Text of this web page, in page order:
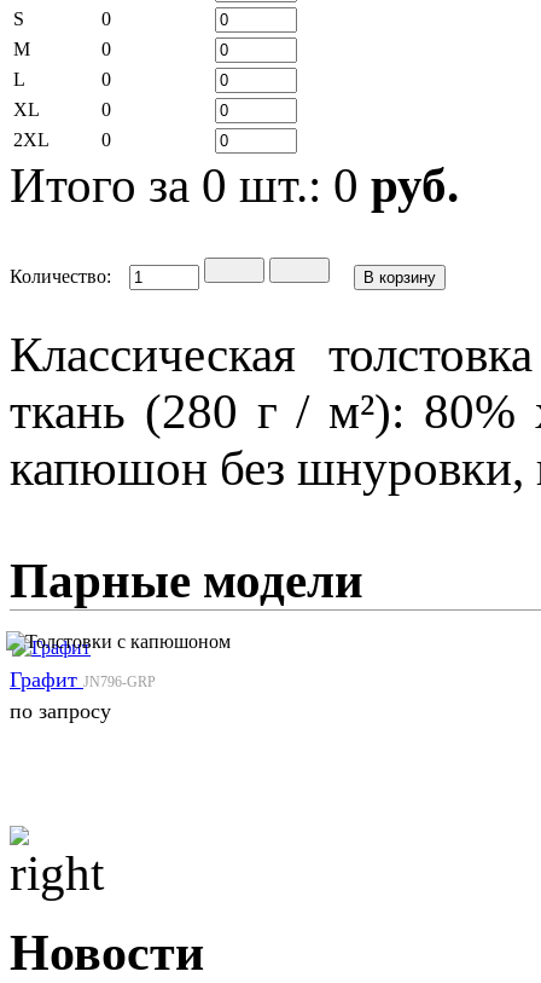
S
0
M
0
L
0
XL
0
2XL
0
Итого за 0 шт.: 0 руб.
Количество:
Классическая
ткань (280 г / м²): 80%
капюшон без шнуровки,
Парные модели
Графит JN796-GRP
по запросу
Новости